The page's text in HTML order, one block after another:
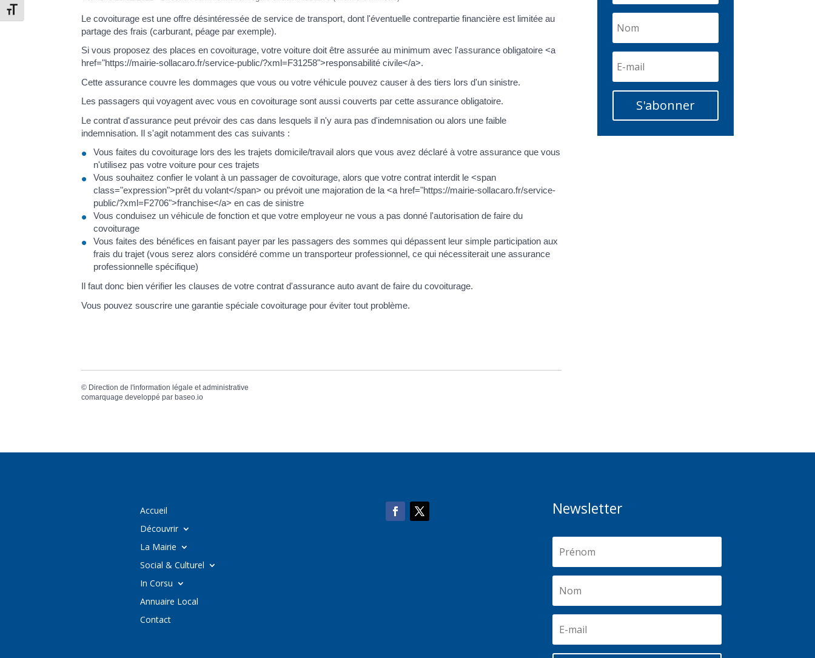
Changer la taille de la police
Le covoiturage est une offre désintéressée de service de transport, dont l'éventuelle contrepartie financière est limitée au
partage des frais (carburant, péage par exemple).
Si vous proposez des places en covoiturage, votre voiture doit être assurée au minimum avec l'assurance obligatoire <a
href="https://mairie-sollacaro.fr/service-public/?xml=F31258">responsabilité civile</a>.
Cette assurance couvre les dommages que vous ou votre véhicule pouvez causer à des tiers lors d'un sinistre.
Les passagers qui voyagent avec vous en covoiturage sont aussi couverts par cette assurance obligatoire.
Le contrat d'assurance peut prévoir des cas dans lesquels il n'y aura pas d'indemnisation ou alors une faible
indemnisation. Il s'agit notamment des cas suivants :
Vous faites du covoiturage lors des les trajets domicile/travail alors que vous avez déclaré à votre assurance que vous
n'utilisez pas votre voiture pour ces trajets
Vous souhaitez confier le volant à un passager de covoiturage, alors que votre contrat interdit le <span
class="expression">prêt du volant</span> ou prévoit une majoration de la <a href="https://mairie-sollacaro.fr/service-
public/?xml=F2706">franchise</a> en cas de sinistre
Vous conduisez un véhicule de fonction et que votre employeur ne vous a pas donné l'autorisation de faire du
covoiturage
Vous faites des bénéfices en faisant payer par les passagers des sommes qui dépassent leur simple participation aux
frais du trajet (vous serez alors considéré comme un transporteur professionnel, ce qui nécessiterait une assurance
professionnelle spécifique)
Il faut donc bien vérifier les clauses de votre contrat d'assurance auto avant de faire du covoiturage.
Vous pouvez souscrire une garantie spéciale covoiturage pour éviter tout problème.
© Direction de l'information légale et administrative
comarquage developpé par baseo.io
S'abonner
Accueil
Découvrir
La Mairie
Social & Culturel
In Corsu
Annuaire Local
Contact
Newsletter